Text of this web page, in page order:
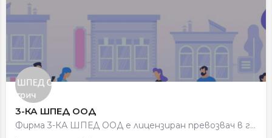
3-КА ШПЕД ООД
Фирма 3-КА ШПЕД ООД е лицензиран превозвач в град Петрич. Фирмата развива своята дейност в областта на…